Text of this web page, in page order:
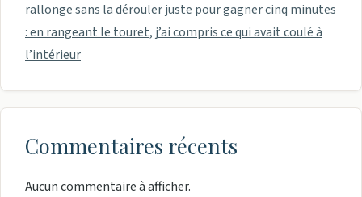
rallonge sans la dérouler juste pour gagner cinq minutes
: en rangeant le touret, j’ai compris ce qui avait coulé à
l’intérieur
Commentaires récents
Aucun commentaire à afficher.